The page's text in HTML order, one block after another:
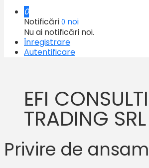
0
Notificări 0 noi
Nu ai notificări noi.
Înregistrare
Autentificare
EFI
TRADING SRL
Privire de